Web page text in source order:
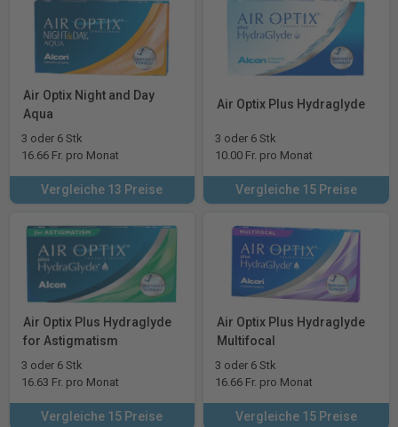
Air Optix Night and Day
Aqua
3 oder 6 Stk
16.66 Fr. pro Monat
Vergleiche 13 Preise
Air Optix Plus Hydraglyde
3 oder 6 Stk
10.00 Fr. pro Monat
Vergleiche 15 Preise
Air Optix Plus Hydraglyde
for Astigmatism
3 oder 6 Stk
16.63 Fr. pro Monat
Vergleiche 15 Preise
Air Optix Plus Hydraglyde
Multifocal
3 oder 6 Stk
16.66 Fr. pro Monat
Vergleiche 15 Preise